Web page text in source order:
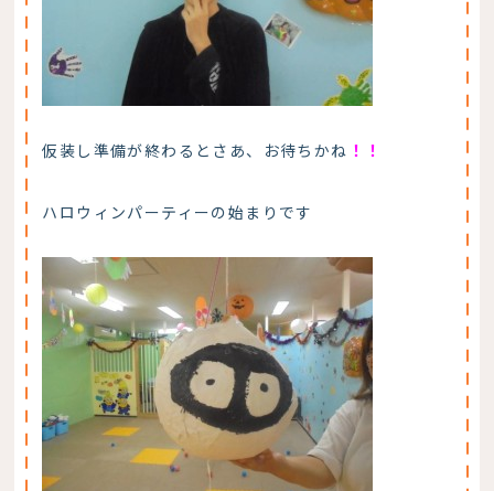
仮装し準備が終わるとさあ、お待ちかね ！！
ハロウィンパーティーの始まりです